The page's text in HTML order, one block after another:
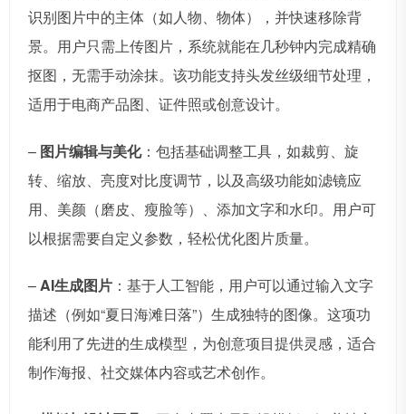
识别图片中的主体（如人物、物体），并快速移除背
景。用户只需上传图片，系统就能在几秒钟内完成精确
抠图，无需手动涂抹。该功能支持头发丝级细节处理，
适用于电商产品图、证件照或创意设计。
– 图片编辑与美化：包括基础调整工具，如裁剪、旋
转、缩放、亮度对比度调节，以及高级功能如滤镜应
用、美颜（磨皮、瘦脸等）、添加文字和水印。用户可
以根据需要自定义参数，轻松优化图片质量。
–AI生成图片 ：基于人工智能，用户可以通过输入文字
描述（例如“夏日海滩日落”）生成独特的图像。这项功
能利用了先进的生成模型，为创意项目提供灵感，适合
制作海报、社交媒体内容或艺术创作。